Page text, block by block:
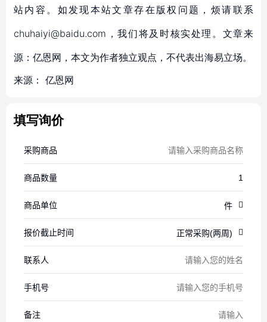
站内容。如发现本站文章存在版权问题，烦请联系
chuhaiyi@baidu.com，我们将及时核实处理。文章来
源：亿恩网，本文为作者独立观点，不代表出海易立场。
来源： 亿恩网
填写询价